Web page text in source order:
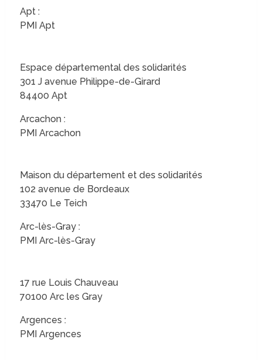
Apt :
PMI Apt
Espace départemental des solidarités
301 J avenue Philippe-de-Girard
84400 Apt
Arcachon :
PMI Arcachon
Maison du département et des solidarités
102 avenue de Bordeaux
33470 Le Teich
Arc-lès-Gray :
PMI Arc-lès-Gray
17 rue Louis Chauveau
70100 Arc les Gray
Argences :
PMI Argences